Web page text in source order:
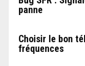
panne
Choisir le bon
fréquences